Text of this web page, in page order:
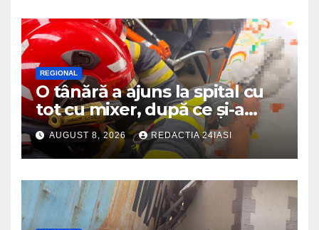
REGIONAL
O tânără a ajuns la spital cu
tot cu mixer, după ce și-a
prins degetul în aparat
AUGUST 8, 2026 REDACTIA 24IASI